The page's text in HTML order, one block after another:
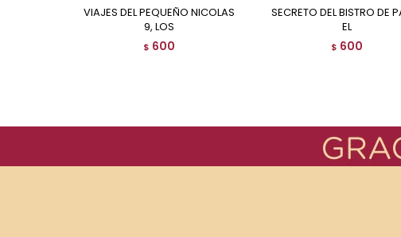
VIAJES DEL PEQUEÑO NICOLAS
9, LOS
$ 600
SECRETO DEL BISTRO DE PARIS,
EL
$ 600